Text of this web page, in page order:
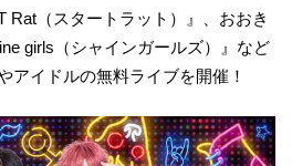
Rat（スタートラット）』、おおき
girls（シャインガールズ）』など
アイドルの無料ライブを開催！